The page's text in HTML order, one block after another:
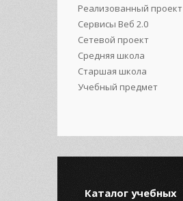
Реализованный проект
Сервисы Веб 2.0
Сетевой проект
Средняя школа
Старшая школа
Учебный предмет
Каталог учебных